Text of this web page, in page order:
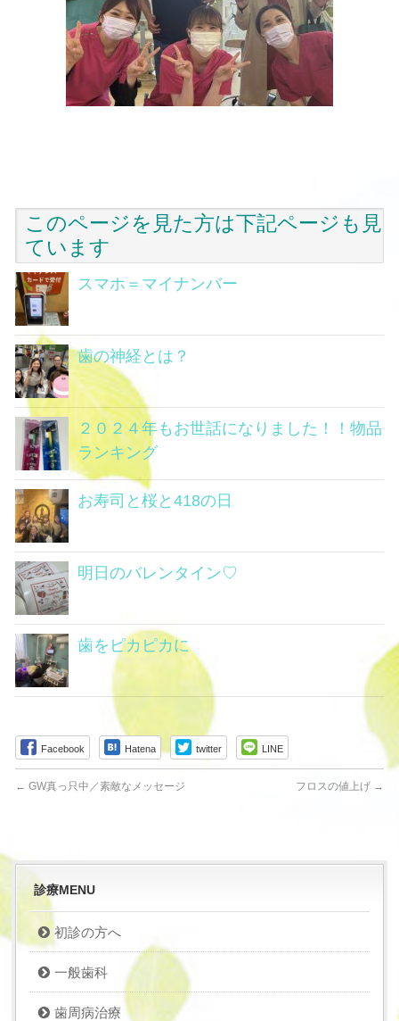
このページを見た方は下記ページも見
ています
スマホ＝マイナンバー
歯の神経とは？
２０２４年もお世話になりました！！物品
ランキング
お寿司と桜と418の日
明日のバレンタイン♡
歯をピカピカに
Facebook Hatena twitter LINE
← GW真っ只中／素敵なメッセージ フロスの値上げ →
診療MENU
初診の方へ
一般歯科
歯周病治療